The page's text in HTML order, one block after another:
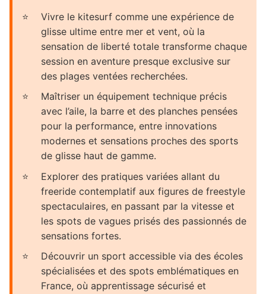
Vivre le kitesurf comme une expérience de
glisse ultime entre mer et vent, où la
sensation de liberté totale transforme chaque
session en aventure presque exclusive sur
des plages ventées recherchées.
Maîtriser un équipement technique précis
avec l’aile, la barre et des planches pensées
pour la performance, entre innovations
modernes et sensations proches des sports
de glisse haut de gamme.
Explorer des pratiques variées allant du
freeride contemplatif aux figures de freestyle
spectaculaires, en passant par la vitesse et
les spots de vagues prisés des passionnés de
sensations fortes.
Découvrir un sport accessible via des écoles
spécialisées et des spots emblématiques en
France, où apprentissage sécurisé et